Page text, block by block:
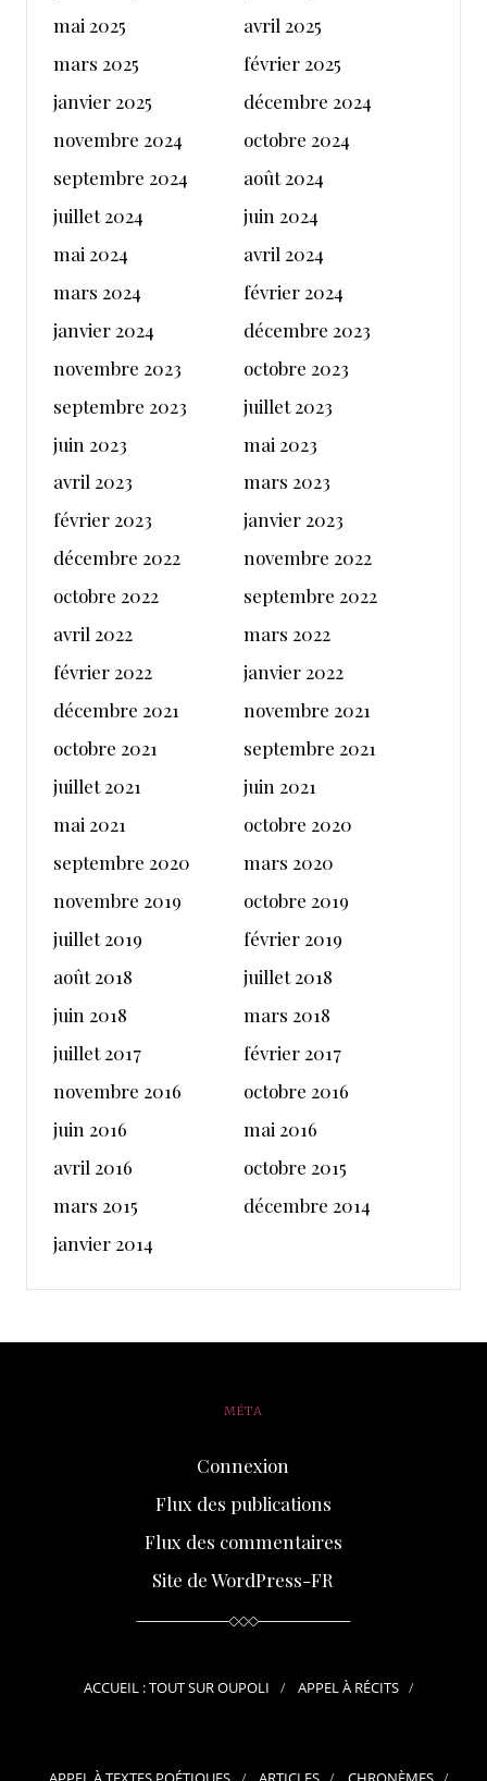
mai 2025
avril 2025
mars 2025
février 2025
janvier 2025
décembre 2024
novembre 2024
octobre 2024
septembre 2024
août 2024
juillet 2024
juin 2024
mai 2024
avril 2024
mars 2024
février 2024
janvier 2024
décembre 2023
novembre 2023
octobre 2023
septembre 2023
juillet 2023
juin 2023
mai 2023
avril 2023
mars 2023
février 2023
janvier 2023
décembre 2022
novembre 2022
octobre 2022
septembre 2022
avril 2022
mars 2022
février 2022
janvier 2022
décembre 2021
novembre 2021
octobre 2021
septembre 2021
juillet 2021
juin 2021
mai 2021
octobre 2020
septembre 2020
mars 2020
novembre 2019
octobre 2019
juillet 2019
février 2019
août 2018
juillet 2018
juin 2018
mars 2018
juillet 2017
février 2017
novembre 2016
octobre 2016
juin 2016
mai 2016
avril 2016
octobre 2015
mars 2015
décembre 2014
janvier 2014
MÉTA
Connexion
Flux des publications
Flux des commentaires
Site de WordPress-FR
ACCUEIL : TOUT SUR OUPOLI APPEL À RÉCITS